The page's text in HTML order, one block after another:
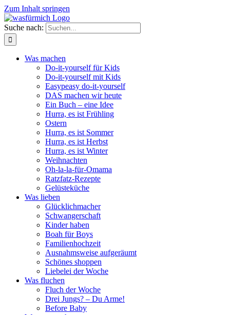
Zum Inhalt springen
Suche nach:
Was machen
Do-it-yourself für Kids
Do-it-yourself mit Kids
Easypeasy do-it-yourself
DAS machen wir heute
Ein Buch – eine Idee
Hurra, es ist Frühling
Ostern
Hurra, es ist Sommer
Hurra, es ist Herbst
Hurra, es ist Winter
Weihnachten
Oh-la-la-für-Omama
Ratzfatz-Rezepte
Gelüsteküche
Was lieben
Glücklichmacher
Schwangerschaft
Kinder haben
Boah für Boys
Familienhochzeit
Ausnahmsweise aufgeräumt
Schönes shoppen
Liebelei der Woche
Was fluchen
Fluch der Woche
Drei Jungs? – Du Arme!
Before Baby